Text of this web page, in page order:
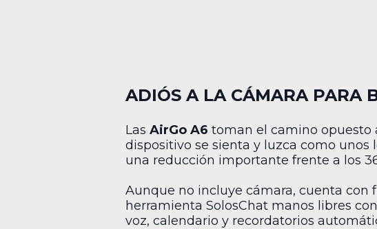
ADIÓS A LA CÁMARA PARA
Las AirGo A6 toman el camino opuesto
dispositivo se sienta y luzca como unos
una reducción importante frente a los
Aunque no incluye cámara, cuenta con
herramienta SolosChat manos libres
voz, calendario y recordatorios